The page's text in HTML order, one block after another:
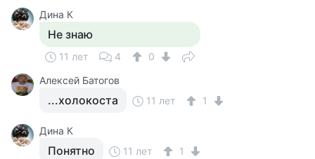
Дина К
Не знаю
11 лет 4
0
Алексей Батогов
...холокоста 11 лет 1
Дина К
Понятно 11 лет 1